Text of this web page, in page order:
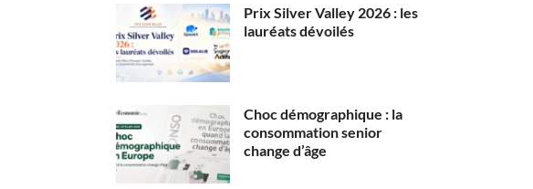
Prix Silver Valley 2026 : les
lauréats dévoilés
Choc démographique : la
consommation senior
change d’âge